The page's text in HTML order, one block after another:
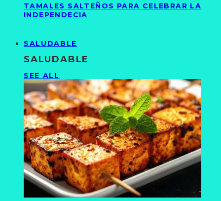
TAMALES SALTEÑOS PARA CELEBRAR LA
INDEPENDECIA
SALUDABLE
SALUDABLE
SEE ALL